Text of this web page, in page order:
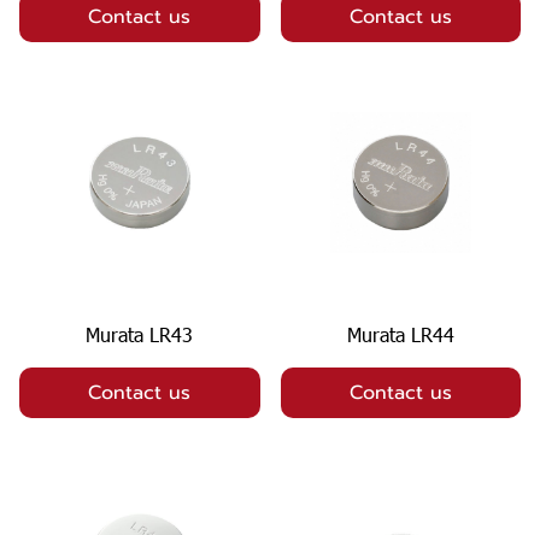
Contact us Contact us
Murata LR43
Contact us
Murata LR44
Contact us